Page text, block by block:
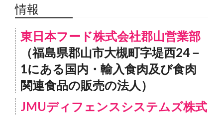
情報
東日本フード株式会社郡山営業部
（福島県郡山市大槻町字堤西24－
1にある国内・輸入食肉及び食肉
関連食品の販売の法人）
JMUディフェンスシステムズ株式